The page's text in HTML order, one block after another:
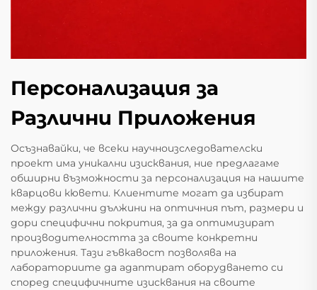
Персонализация за
Различни Приложения
Осъзнавайки, че всеки научноизследователски
проект има уникални изисквания, ние предлагаме
обширни възможности за персонализация на нашите
кварцови кювети. Клиентите могат да избират
между различни дължини на оптичния път, размери и
дори специфични покрития, за да оптимизират
производителността за своите конкретни
приложения. Тази гъвкавост позволява на
лабораториите да адаптират оборудването си
според специфичните изисквания на своите